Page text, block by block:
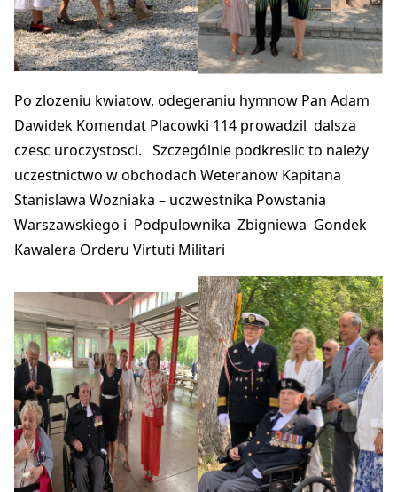
Po zlozeniu kwiatow, odegeraniu hymnow Pan Adam
Dawidek Komendat Placowki 114 prowadzil dalsza
czesc uroczystosci. Szczególnie podkreslic to należy
uczestnictwo w obchodach Weteranow Kapitana
Stanislawa Wozniaka – uczwestnika Powstania
Warszawskiego i Podpulownika Zbigniewa Gondek
Kawalera Orderu Virtuti Militari